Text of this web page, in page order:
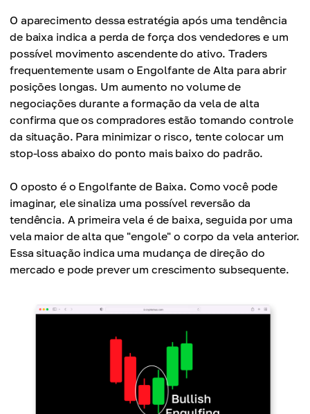
O aparecimento dessa estratégia após uma tendência
de baixa indica a perda de força dos vendedores e um
possível movimento ascendente do ativo. Traders
frequentemente usam o Engolfante de Alta para abrir
posições longas. Um aumento no volume de
negociações durante a formação da vela de alta
confirma que os compradores estão tomando controle
da situação. Para minimizar o risco, tente colocar um
stop-loss abaixo do ponto mais baixo do padrão.
O oposto é o Engolfante de Baixa. Como você pode
imaginar, ele sinaliza uma possível reversão da
tendência. A primeira vela é de baixa, seguida por uma
vela maior de alta que "engole" o corpo da vela anterior.
Essa situação indica uma mudança de direção do
mercado e pode prever um crescimento subsequente.